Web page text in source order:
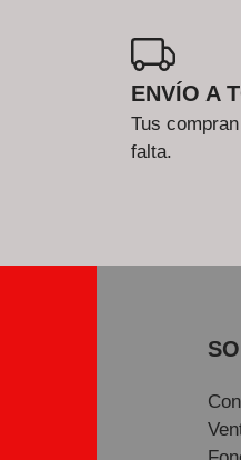
ENVÍO A
Tus
falta.